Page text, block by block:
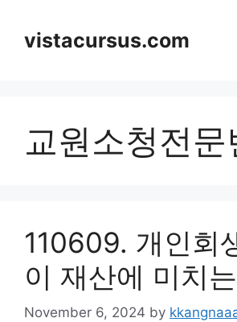
contentvistacursus.com
교원소청전
110609. 개인회
이 재산에 미치
November 6, 2024 by